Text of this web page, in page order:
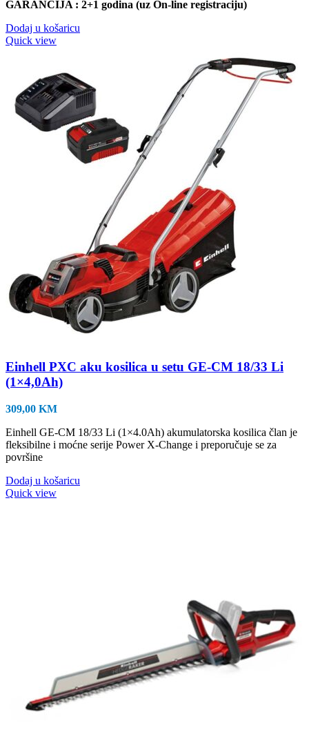
GARANCIJA : 2+1 godina (uz On-line registraciju)
Dodaj u košaricu
Quick view
Einhell PXC aku kosilica u setu GE-CM 18/33 Li
(1×4,0Ah)
309,00 KM
Einhell GE-CM 18/33 Li (1×4.0Ah) akumulatorska kosilica član je
fleksibilne i moćne serije Power X-Change i preporučuje se za
površine
Dodaj u košaricu
Quick view